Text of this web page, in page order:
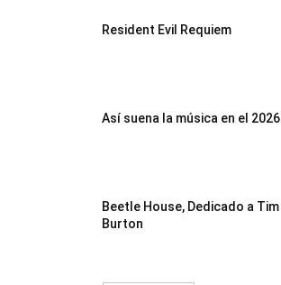
Resident Evil Requiem
Así suena la música en el 2026
Beetle House, Dedicado a Tim
Burton